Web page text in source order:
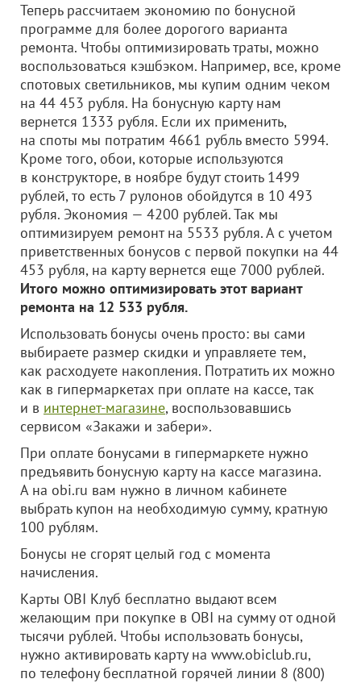
Теперь рассчитаем экономию по бонусной
программе для более дорогого варианта
ремонта. Чтобы оптимизировать траты, можно
воспользоваться кэшбэком. Например, все, кроме
спотовых светильников, мы купим одним чеком
на 44 453 рубля. На бонусную карту нам
вернется 1333 рубля. Если их применить,
на споты мы потратим 4661 рубль вместо 5994.
Кроме того, обои, которые используются
в конструкторе, в ноябре будут стоить 1499
рублей, то есть 7 рулонов обойдутся в 10 493
рубля. Экономия — 4200 рублей. Так мы
оптимизируем ремонт на 5533 рубля. А с учетом
приветственных бонусов с первой покупки на 44
453 рубля, на карту вернется еще 7000 рублей.
Итого можно оптимизировать этот вариант
ремонта на 12 533 рубля.
Использовать бонусы очень просто: вы сами
выбираете размер скидки и управляете тем,
как расходуете накопления. Потратить их можно
как в гипермаркетах при оплате на кассе, так
и в интернет-магазине, воспользовавшись
сервисом «Закажи и забери».
При оплате бонусами в гипермаркете нужно
предъявить бонусную карту на кассе магазина.
А на obi.ru вам нужно в личном кабинете
выбрать купон на необходимую сумму, кратную
100 рублям.
Бонусы не сгорят целый год с момента
начисления.
Карты OBI Клуб бесплатно выдают всем
желающим при покупке в OBI на сумму от одной
тысячи рублей. Чтобы использовать бонусы,
нужно активировать карту на www.obiclub.ru,
по телефону бесплатной горячей линии 8 (800)